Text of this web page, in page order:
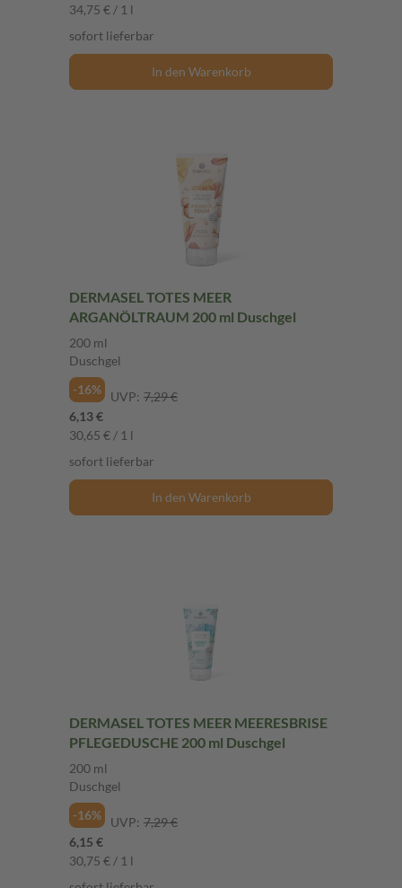
34,75 € / 1 l
sofort lieferbar
In den Warenkorb
DERMASEL TOTES MEER
ARGANÖLTRAUM 200 ml Duschgel
200 ml
Duschgel
-16%
UVP: 7,29 €
6,13 €
30,65 € / 1 l
sofort lieferbar
In den Warenkorb
DERMASEL TOTES MEER MEERESBRISE
PFLEGEDUSCHE 200 ml Duschgel
200 ml
Duschgel
-16%
UVP: 7,29 €
6,15 €
30,75 € / 1 l